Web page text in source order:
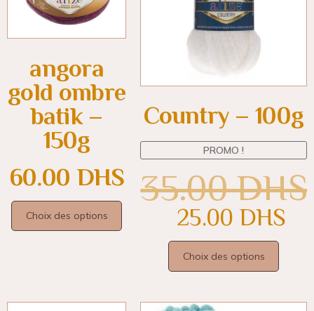
angora
gold ombre
batik –
150g
60.00 DHS
Choix des options
Country – 100g
PROMO !
35.00DHS
25.00 DHS
Choix des options